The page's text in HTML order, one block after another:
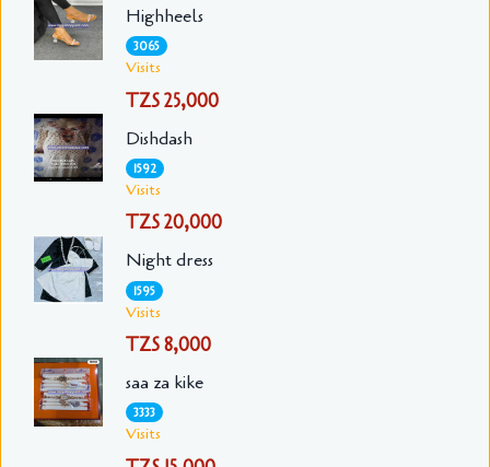
Highheels
3065
Visits
TZS 25,000
Dishdash
1592
Visits
TZS 20,000
Night dress
1595
Visits
TZS 8,000
saa za kike
3333
Visits